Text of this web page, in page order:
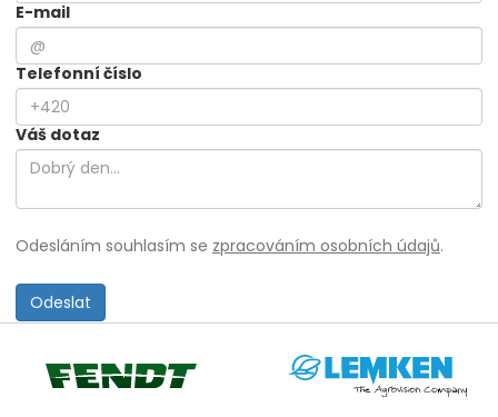
E-mail
Telefonní číslo
Váš dotaz
Odesláním souhlasím se zpracováním osobních údajů.
Fendt Lemken